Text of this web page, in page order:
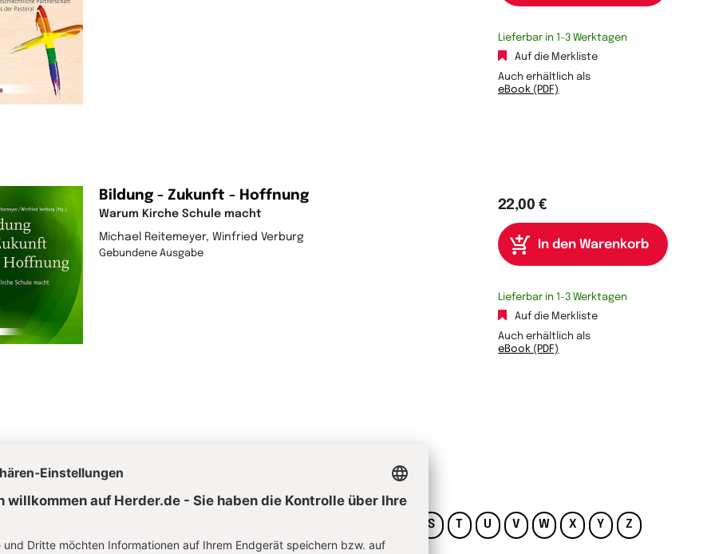
Lieferbar in 1-3 Werktagen
Auf die Merkliste
Auch erhältlich als
eBook (PDF)
Bildung - Zukunft - Hoffnung
Warum Kirche Schule macht
Michael Reitemeyer, Winfried Verburg
Gebundene Ausgabe
22,00 €
Lieferbar in 1-3 Werktagen
Auf die Merkliste
Auch erhältlich als
eBook (PDF)
S T U V W X Y Z